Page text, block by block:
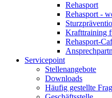
Rehasport
Rehasport -
Krafttraining
Rehasport-
Servicepoint
Stellenangebote
Downloads
Häufig gestellte